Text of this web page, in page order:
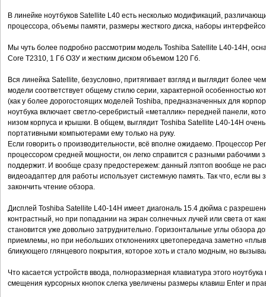
В линейке ноутбуков Satellite L40 есть несколько модификаций,
процессора, объемы памяти, размеры жесткого диска, наборы
Мы чуть более подробно рассмотрим модель Toshiba Satellite L40-14H,
Core Т2310, 1 Гб ОЗУ и жестким диском объемом 120 Гб.
Вся линейка Satellite, безусловно, притягивает взгляд и выглядит более
модели соответствует общему стилю серии, характерной особенностью
(как у более дорогостоящих моделей Toshiba, предназначенных для
ноутбука включает светло-серебристый «металлик» передней панели,
низом корпуса и крышки. В общем, выглядит Toshiba Satellite L40-14H
портативными компьютерами ему только на руку.
Если говорить о производительности, всё вполне ожидаемо. Процессор
процессором средней мощности, он легко справится с разными рабочими
поддержит. И вообще сразу предостережем: данный лэптоп вообще не
видеоадаптер для работы использует системную память. Так что, если
закончить чтение обзора.
Дисплей Toshiba Satellite L40-14H имеет диагональ 15.4 дюйма с
контрастный, но при попадании на экран солнечных лучей или света от
становится уже довольно затруднительно. Горизонтальные углы обзора
приемлемы, но при небольших отклонениях цветопередача заметно
бликующего глянцевого покрытия, которое хоть и стало модным, но
Что касается устройств ввода, полноразмерная клавиатура этого
смещения курсорных кнопок слегка увеличены размеры клавиш Enter и